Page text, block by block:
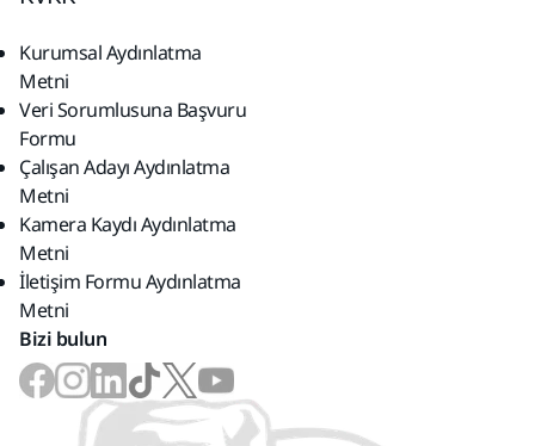
Kurumsal Aydınlatma
Metni
Veri Sorumlusuna Başvuru
Formu
Çalışan Adayı Aydınlatma
Metni
Kamera Kaydı Aydınlatma
Metni
İletişim Formu Aydınlatma
Metni
Bizi bulun